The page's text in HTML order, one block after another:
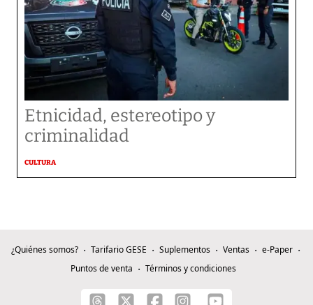
Etnicidad, estereotipo y
criminalidad
CULTURA
¿Quiénes somos? Tarifario GESE Suplementos Ventas
e-Paper
Puntos de venta
Términos y condiciones